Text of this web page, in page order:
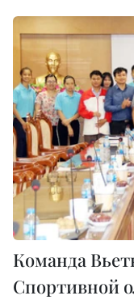
Команда
Спортивной